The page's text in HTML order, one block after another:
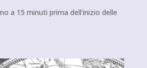
a 15 minuti prima dell'inizio delle